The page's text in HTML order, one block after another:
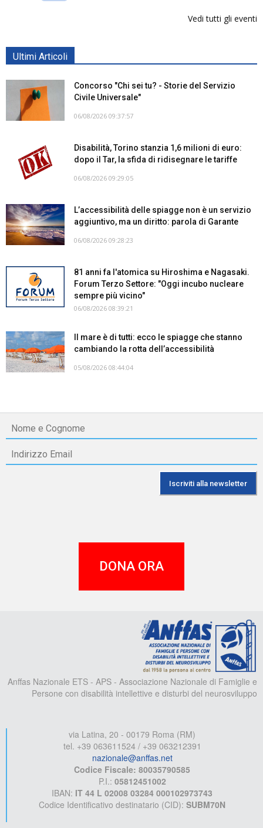
Vedi tutti gli eventi
Ultimi Articoli
Concorso "Chi sei tu? - Storie del Servizio
Civile Universale"
06/08/2026 09:37:57
Disabilità, Torino stanzia 1,6 milioni di euro:
dopo il Tar, la sfida di ridisegnare le tariffe
06/08/2026 09:29:05
L’accessibilità delle spiagge non è un servizio
aggiuntivo, ma un diritto: parola di Garante
06/08/2026 09:28:23
81 anni fa l'atomica su Hiroshima e Nagasaki.
Forum Terzo Settore: "Oggi incubo nucleare
sempre più vicino"
06/08/2026 08:39:21
Il mare è di tutti: ecco le spiagge che stanno
cambiando la rotta dell’accessibilità
05/08/2026 08:44:04
DONA ORA
Anffas Nazionale ETS - APS - Associazione Nazionale di Famiglie e
Persone con disabilità intellettive e disturbi del neurosviluppo
via Latina, 20 - 00179 Roma (RM)
tel. +39 063611524 / +39 063212391
nazionale@anffas.net
Codice Fiscale: 80035790585
P.I.: 05812451002
IBAN: IT 44 L 02008 03284 000102973743
Codice Identificativo destinatario (CID): SUBM70N